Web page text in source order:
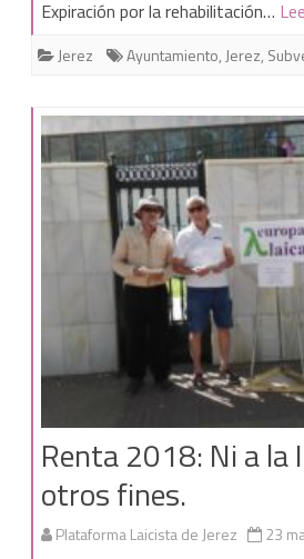
aumento
de
en
materia
religiosa
Expiración por la rehabilitación…
Jerez Ayuntamiento, Jerez,
Renta 2018: Ni a la
otros fines.
Plataforma Laicista de Jerez 23